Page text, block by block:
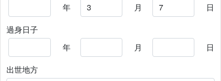
年
月
日
過身日子
年
月
日
出世地方